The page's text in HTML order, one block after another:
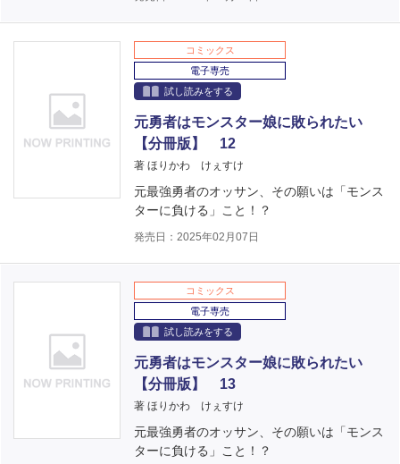
コミックス
電子専売
試し読みをする
元勇者はモンスター娘に敗られたい
【分冊版】 12
著 ほりかわ けぇすけ
元最強勇者のオッサン、その願いは「モンス
ターに負ける」こと！？
発売日：2025年02月07日
コミックス
電子専売
試し読みをする
元勇者はモンスター娘に敗られたい
【分冊版】 13
著 ほりかわ けぇすけ
元最強勇者のオッサン、その願いは「モンス
ターに負ける」こと！？